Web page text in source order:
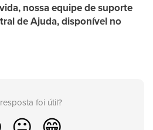
nossa equipe de suporte
de Ajuda, disponível no
foi útil?